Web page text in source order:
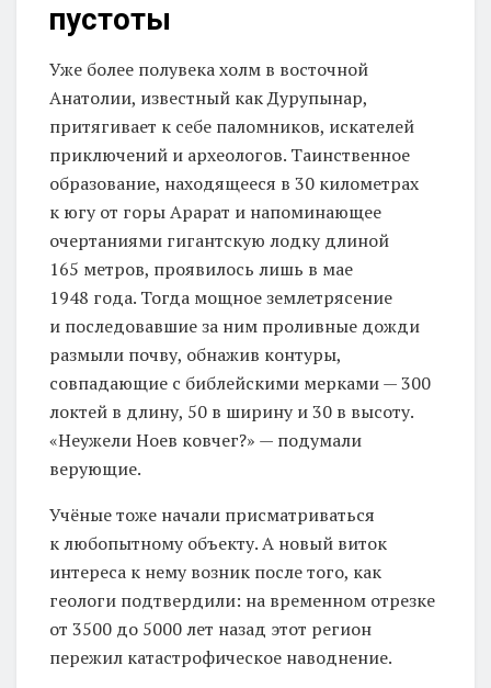
пустоты
Уже более полувека холм в восточной
Анатолии, известный как Дурупынар,
притягивает к себе паломников, искателей
приключений и археологов. Таинственное
образование, находящееся в 30 километрах
к югу от горы Арарат и напоминающее
очертаниями гигантскую лодку длиной
165 метров, проявилось лишь в мае
1948 года. Тогда мощное землетрясение
и последовавшие за ним проливные дожди
размыли почву, обнажив контуры,
совпадающие с библейскими мерками — 300
локтей в длину, 50 в ширину и 30 в высоту.
«Неужели Ноев ковчег?» — подумали
верующие.
Учёные тоже начали присматриваться
к любопытному объекту. А новый виток
интереса к нему возник после того, как
геологи подтвердили: на временном отрезке
от 3500 до 5000 лет назад этот регион
пережил катастрофическое наводнение.